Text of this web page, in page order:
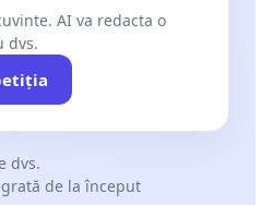
AI va redacta o
dvs.
dvs.
de la început